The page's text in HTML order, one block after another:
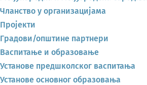
Чланство у организацијама
Пројекти
Градови/општине партнери
Васпитање и образовање
Установе предшколског васпитања
Установе основног образовања